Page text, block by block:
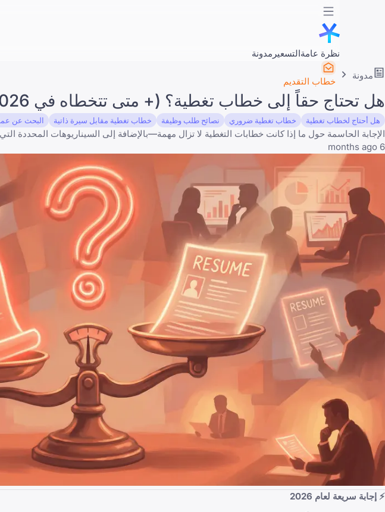
نظرة عامةالتسعير مدونة
مدونة
خطاب التقديم
هل تحتاج حقاً إلى خطاب تغطية؟ (+ متى تتخطاه في 2026)
هل أحتاج لخطاب تغطية خطاب تغطية ضروري نصائح طلب وظيفة خطاب تغطية مقابل سيرة ذاتية البحث عن
الإجابة الحاسمة حول ما إذا كانت خطابات التغطية لا تزال مهمة—بالإضافة إلى السيناريوهات المحددة
6 months ago
⚡ إجابة سريعة لعام 2026